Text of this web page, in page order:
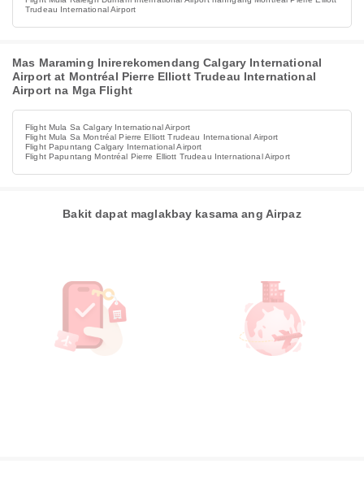
Trudeau International Airport
Mas Maraming Inirerekomendang Calgary International
Airport at Montréal Pierre Elliott Trudeau International
Airport na Mga Flight
Flight Mula Sa Calgary International Airport
Flight Mula Sa Montréal Pierre Elliott Trudeau International Airport
Flight Papuntang Calgary International Airport
Flight Papuntang Montréal Pierre Elliott Trudeau International Airport
Bakit dapat maglakbay kasama ang Airpaz